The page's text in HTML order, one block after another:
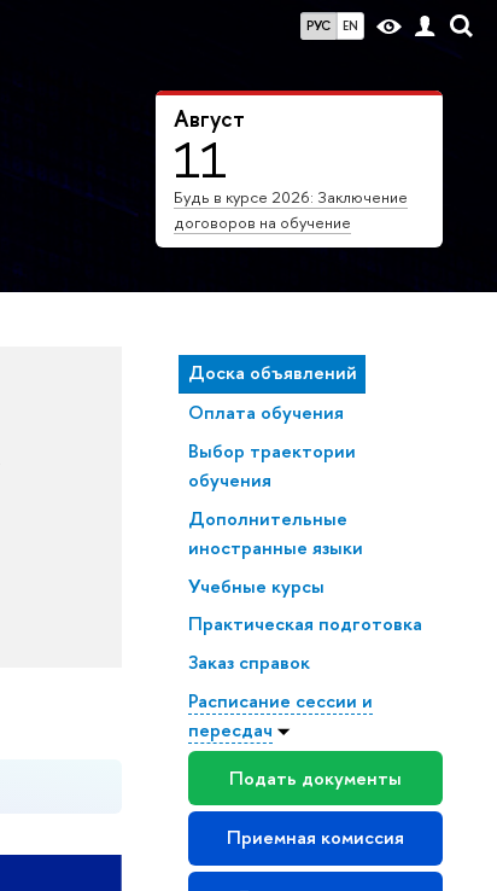
РУС EN
Август
11
Будь в курсе 2026: Заключение
договоров на обучение
Доска объявлений
Оплата обучения
Выбор траектории
обучения
Дополнительные
иностранные языки
Учебные курсы
Практическая подготовка
Заказ справок
Расписание сессии и
пересдач
Подать документы
Приемная комиссия